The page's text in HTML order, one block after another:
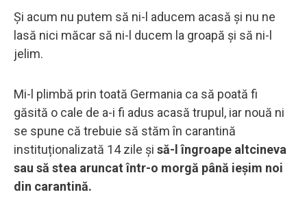
Și acum nu putem să ni-l aducem acasă și nu ne
lasă nici măcar să ni-l ducem la groapă și să ni-l
jelim.
Mi-l plimbă prin toată Germania ca să poată fi
găsită o cale de a-i fi adus acasă trupul, iar nouă ni
se spune că trebuie să stăm în carantină
instituționalizată 14 zile și să-l îngroape altcineva
sau să stea aruncat într-o morgă până ieșim noi
din carantină.